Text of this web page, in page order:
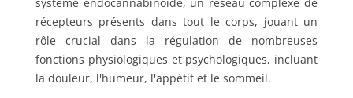
récepteurs présents dans tout le corps, jouant un
rôle crucial dans la régulation de nombreuses
fonctions physiologiques et psychologiques, incluant
la douleur, l'humeur, l'appétit et le sommeil.